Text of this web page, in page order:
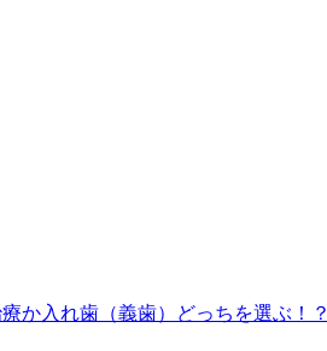
か入れ歯（義歯）どっちを選ぶ！？